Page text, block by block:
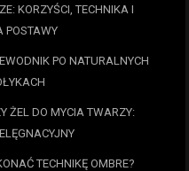
KORZYŚCI, TECHNIKA I
POSTAWY
PO NATURALNYCH
ŻEL DO MYCIA TWARZY:
TECHNIKĘ OMBRE?